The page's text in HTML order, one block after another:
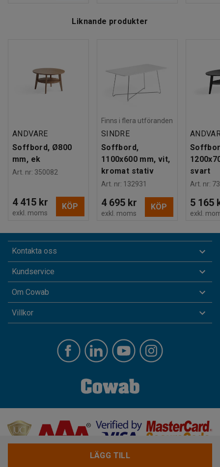
Liknande produkter
ANDVARE
Soffbord, Ø800
mm, ek
Art. nr: 350082
4 415 kr
exkl. moms
KÖP
Finns i flera utföranden
SINDRE
Soffbord,
1100x600 mm, vit,
kromat stativ
Art. nr: 132931
4 695 kr
exkl. moms
KÖP
svart
Art. nr:
5 165
exkl.
Kontakta oss
Kundservice
Om Cowab
Villkor
LÄGG TILL